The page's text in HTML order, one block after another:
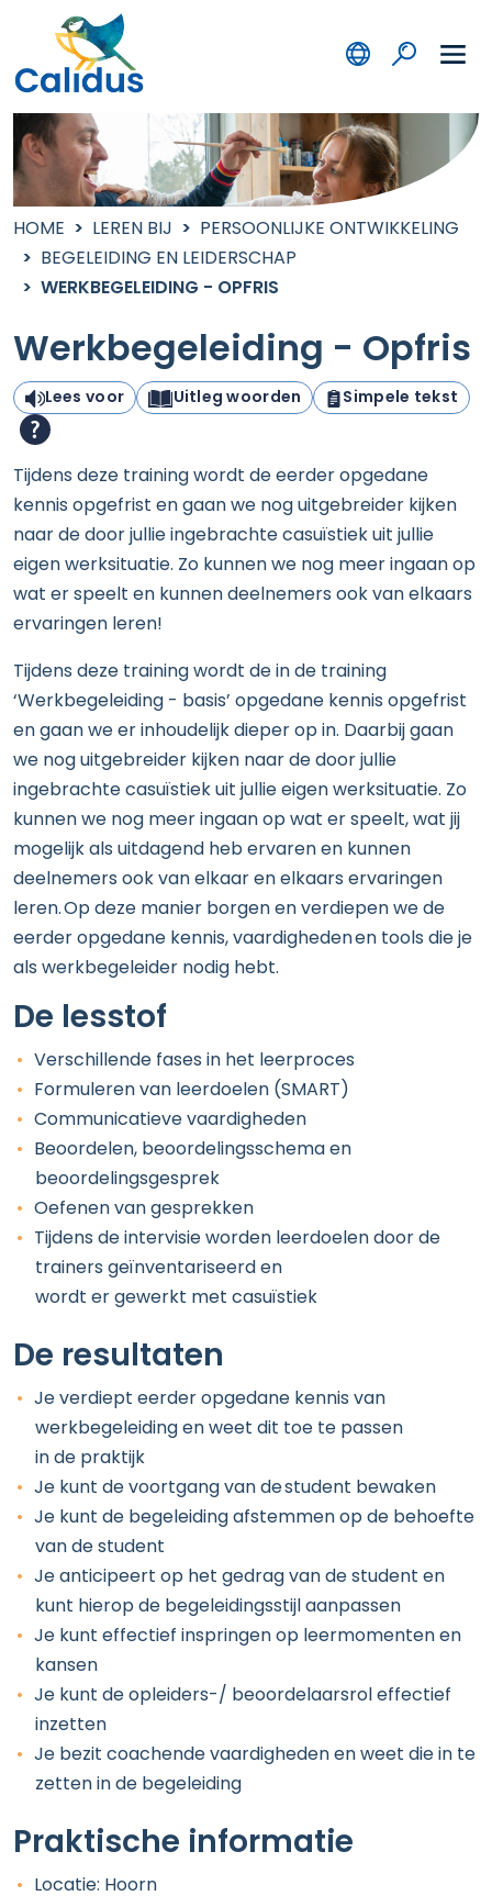
HOME LEREN BIJ
PERSOONLIJKE ONTWIKKELING
BEGELEIDING EN LEIDERSCHAP
WERKBEGELEIDING - OPFRIS
Werkbegeleiding - Opfris
Lees voor Uitleg woorden Simpele tekst
Tijdens deze training wordt de eerder opgedane
kennis opgefrist en gaan we nog uitgebreider kijken
naar de door jullie ingebrachte casuïstiek uit jullie
eigen werksituatie. Zo kunnen we nog meer ingaan op
wat er speelt en kunnen deelnemers ook van elkaars
ervaringen leren!
Tijdens deze training wordt de in de training
‘Werkbegeleiding - basis’ opgedane kennis opgefrist
en gaan we er inhoudelijk dieper op in. Daarbij gaan
we nog uitgebreider kijken naar de door jullie
ingebrachte casuïstiek uit jullie eigen werksituatie. Zo
kunnen we nog meer ingaan op wat er speelt, wat jij
mogelijk als uitdagend heb ervaren en kunnen
deelnemers ook van elkaar en elkaars ervaringen
leren. Op deze manier borgen en verdiepen we de
eerder opgedane kennis, vaardigheden en tools die je
als werkbegeleider nodig hebt.
De lesstof
Verschillende fases in het leerproces
Formuleren van leerdoelen (SMART)
Communicatieve vaardigheden
Beoordelen, beoordelingsschema en
beoordelingsgesprek
Oefenen van gesprekken
Tijdens de intervisie worden leerdoelen door de
trainers geïnventariseerd en
wordt er gewerkt met casuïstiek
De resultaten
Je verdiept eerder opgedane kennis van
werkbegeleiding en weet dit toe te passen
in de praktijk
Je kunt de voortgang van de student bewaken
Je kunt de begeleiding afstemmen op de behoefte
van de student
Je anticipeert op het gedrag van de student en
kunt hierop de begeleidingsstijl aanpassen
Je kunt effectief inspringen op leermomenten en
kansen
Je kunt de opleiders-/ beoordelaarsrol effectief
inzetten
Je bezit coachende vaardigheden en weet die in te
zetten in de begeleiding
Praktische informatie
Locatie: Hoorn